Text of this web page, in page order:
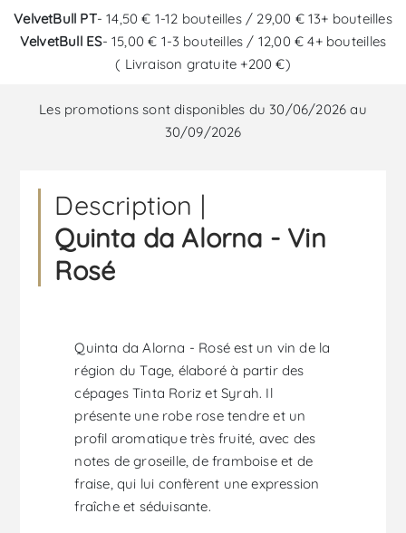
VelvetBull PT- 14,50 € 1-12 bouteilles / 29,00 € 13+ bouteilles
VelvetBull ES- 15,00 € 1-3 bouteilles / 12,00 € 4+ bouteilles
( Livraison gratuite +200 €)
Les promotions sont disponibles du 30/06/2026 au
30/09/2026
Description |
Quinta da Alorna - Vin
Rosé
Quinta da Alorna - Rosé est un vin de la
région du Tage, élaboré à partir des
cépages Tinta Roriz et Syrah. Il
présente une robe rose tendre et un
profil aromatique très fruité, avec des
notes de groseille, de framboise et de
fraise, qui lui confèrent une expression
fraîche et séduisante.